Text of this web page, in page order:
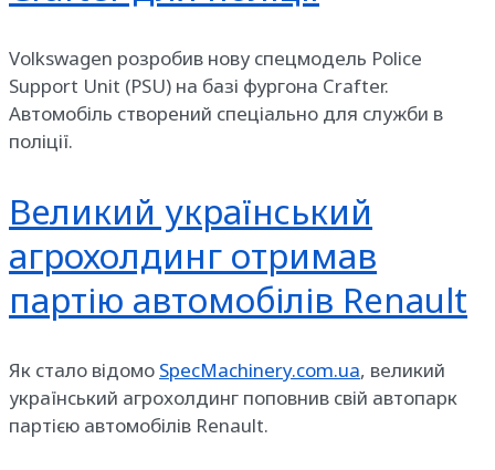
Volkswagen розробив нову спецмодель Police
Support Unit (PSU) на базі фургона Crafter.
Автомобіль створений спеціально для служби в
поліції.
Великий український
агрохолдинг отримав
партію автомобілів Renault
Як стало відомо SpecMachinery.com.ua, великий
український агрохолдинг поповнив свій автопарк
партією автомобілів Renault.